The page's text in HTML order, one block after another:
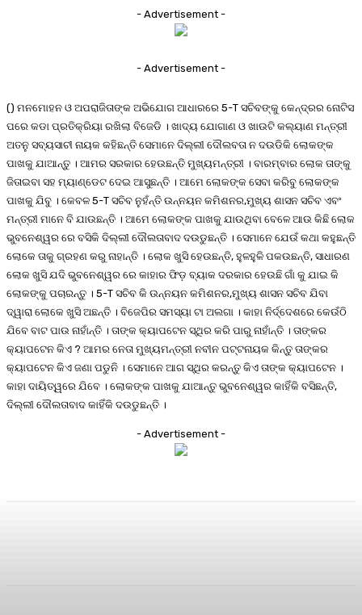
- Advertisement -
- Advertisement -
() ମନମୋହନ ଓ ଅପରାଜିତାଙ୍କ ଅଭିଯୋଗ ଆଧାରରେ 5-T ସଚିବଙ୍କୁ କେନ୍ଦ୍ରର ନୋଟିସ
ପରେ କଡା ପ୍ରତିକ୍ରିୟା ରଖିଲା ବିଜେଡି । ଖାଦ୍ୟ ଯୋଗାଣ ଓ ଖାଉଟି କଲ୍ୟାଣ ମନ୍ତ୍ରୀ
ଅତନୁ ସବ୍ୟସାଚୀ ନାୟକ କହିଛନ୍ତି ସେମାନେ ଦିଲ୍ଲୀ ଦୌଲବତା ନ ଦଉଡିକି ଲୋକଙ୍କ
ପାଖକୁ ଯାଆନ୍ତୁ । ଆମର ସରକାର ହେଉଛନ୍ତି ମୁଖ୍ୟମନ୍ତ୍ରୀ । ବାରମ୍ବାର ଲୋକ ତାଙ୍କୁ
ଜିତାଇବା ସହ ମ୍ୟାଣ୍ଡେଟ ଦେଇ ଆସୁଛନ୍ତି । ଆମେ ଲୋକଙ୍କ ସେବା କରିବୁ ଲୋକଙ୍କ
ପାଖକୁ ଯିବୁ । କେବଳ 5-T ସଚିବ ନୁହଁନ୍ତି ଉନ୍ନୟନ କମିଶନର,ମୁଖ୍ୟ ଶାସନ ସଚିବ ଏବଂ
ମନ୍ତ୍ରୀ ମାନେ ବି ଯାଉଛନ୍ତି । ଆମେ ଲୋକଙ୍କ ପାଖକୁ ଯାଉଥିବା ବେଳେ ଆଉ କିଛି ଲୋକ
ଭୁବନେଶ୍ୱର ରେ ବସିକି ଦିଲ୍ଲୀ ଦୌଲତାବାଦ ଦଉଡୁଛନ୍ତି । ସେମାନେ ଯେଉଁ କଥା କହୁଛନ୍ତି
ଲୋକେ ତାକୁ ଗ୍ରହଣ କରୁ ନାହାନ୍ତି । ଲୋକ ଖୁସି ହେଉଛନ୍ତି, ହୁଳହୁଳି ପକଉଛନ୍ତି, ସାଧାରଣ
ଲୋକ ଖୁସି ଯଦି ଭୁବନେଶ୍ୱର ରେ କାହାର ଫିଡ଼ ବ୍ୟାକ ଦରକାର ହେଉଛି ଗାଁ କୁ ଯାଇ କି
ଲୋକଙ୍କୁ ପଚାରନ୍ତୁ । 5-T ସଚିବ କି ଉନ୍ନୟନ କମିଶନର,ମୁଖ୍ୟ ଶାସନ ସଚିବ ଯିବା
ଦ୍ୱାରା ଲୋକେ ଖୁସି ଅଛନ୍ତି । ବିଜେପିର ସମସ୍ୟା ଟା ଅଲଗା । କାହା ନିର୍ଦ୍ଦେଶରେ କେଉଁଠି
ଯିବେ ବାଟ ପାଉ ନାହାଁନ୍ତି । ତାଙ୍କ କ୍ୟାପଟେନ ସ୍ଥିର କରି ପାରୁ ନାହାଁନ୍ତି । ତାଙ୍କର
କ୍ୟାପଟେନ କିଏ ? ଆମର ନେତା ମୁଖ୍ୟମନ୍ତ୍ରୀ ନବୀନ ପଟ୍ଟନାୟକ କିନ୍ତୁ ତାଙ୍କର
କ୍ୟାପଟେନ କିଏ ଜଣା ପଡୁନି । ସେମାନେ ଆଗ ସ୍ଥିର କରନ୍ତୁ କିଏ ତାଙ୍କ କ୍ୟାପଟେନ ।
କାହା ଦାୟିତ୍ୱରେ ଯିବେ । ଲୋକଙ୍କ ପାଖକୁ ଯାଆନ୍ତୁ ଭୁବନେଶ୍ୱର କାହିଁକି ବସିଛନ୍ତି,
ଦିଲ୍ଲୀ ଦୌଲତାବାଦ କାହିଁକି ଦଉଡୁଛନ୍ତି ।
- Advertisement -